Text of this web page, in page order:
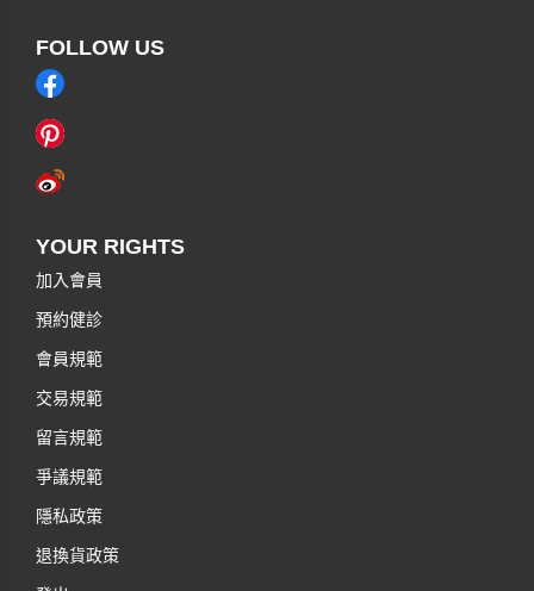
FOLLOW US
YOUR RIGHTS
加入會員
預約健診
會員規範
交易規範
留言規範
爭議規範
隱私政策
退換貨政策